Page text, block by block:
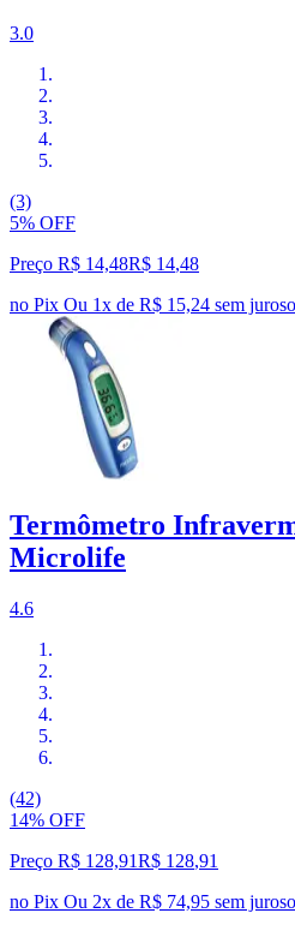
3.0
(3)
5% OFF
Preço R$ 14,48R$ 14,48
no Pix Ou 1x de R$ 15,24 sem juros
Termômetro
Microlife
4.6
(42)
14% OFF
Preço R$ 128,91R$ 128,91
no Pix Ou 2x de R$ 74,95 sem juros